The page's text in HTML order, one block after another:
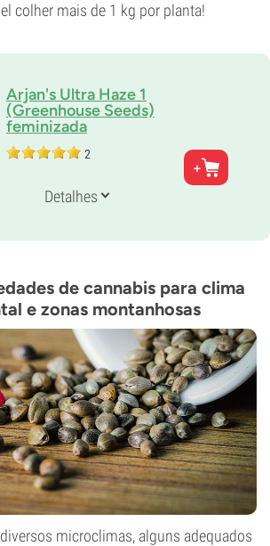
colher mais de 1 kg por planta!
Arjan's Ultra Haze 1
(Greenhouse Seeds)
feminizada
2
x Cambojano x Laos
80% Sativa
luz
Detalhes
de cannabis para clima
e zonas montanhosas
microclimas, alguns adequados